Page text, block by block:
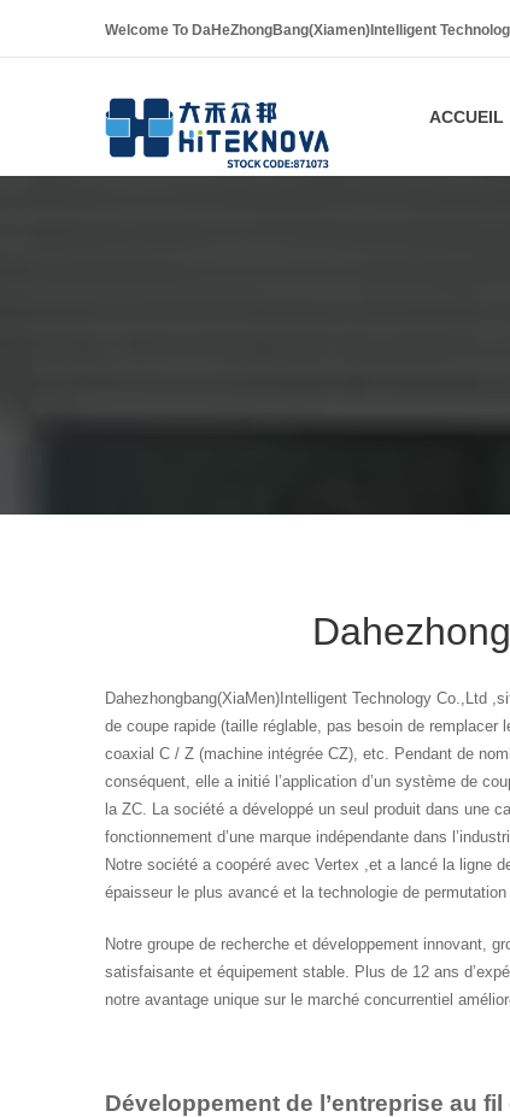
Welcome To DaHeZhongBang(Xiamen)Intelligent
ACCUEIL
Dahezhongbang(XiaMen)Intelligent Technology Co.,Ltd
de coupe rapide (taille réglable, pas besoin de
coaxial C / Z (machine intégrée CZ), etc. Pendant de
conséquent, elle a initié l’application d’un système de
la ZC. La société a développé un seul produit dans une
fonctionnement d’une marque indépendante dans
Notre société a coopéré avec Vertex ,et a lancé la ligne
épaisseur le plus avancé et la technologie de
Notre groupe de recherche et développement innovant,
satisfaisante et équipement stable. Plus de 12 ans
notre avantage unique sur le marché concurrentiel
Développement de l’entreprise au fil